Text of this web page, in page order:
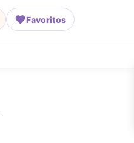
Favoritos